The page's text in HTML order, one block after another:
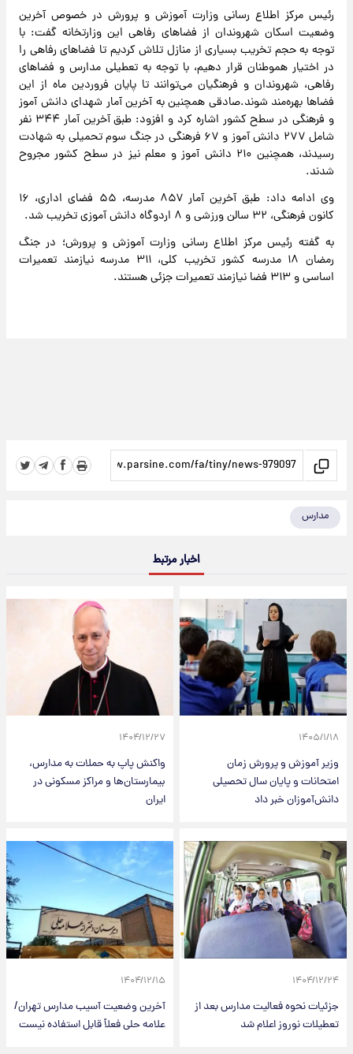
رئیس مرکز اطلاع رسانی وزارت آموزش و پرورش در خصوص آخرین
وضعیت اسکان شهروندان از فضاهای رفاهی این وزارتخانه گفت: با
توجه به حجم تخریب بسیاری از منازل تلاش کردیم تا فضاهای رفاهی را
در اختیار هموطنان قرار دهیم، با توجه به تعطیلی مدارس و فضاهای
رفاهی، شهروندان و فرهنگیان می‌توانند تا پایان فروردین ماه از این
فضاها بهره‌مند شوند.صادقی همچنین به آخرین آمار شهدای دانش آموز
و فرهنگی در سطح کشور اشاره کرد و افزود: طبق آخرین آمار ۳۴۴ نفر
شامل ۲۷۷ دانش آموز و ۶۷ فرهنگی در جنگ سوم تحمیلی به شهادت
رسیدند، همچنین ۲۱۰ دانش آموز و معلم نیز در سطح کشور مجروح
شدند.
وی ادامه داد: طبق آخرین آمار ۸۵۷ مدرسه، ۵۵ فضای اداری، ۱۶
کانون فرهنگی، ۳۲ سالن ورزشی و ۸ اردوگاه دانش آموزی تخریب شد.
به گفته رئیس مرکز اطلاع رسانی وزارت آموزش و پرورش؛ در جنگ
رمضان ۱۸ مدرسه کشور تخریب کلی، ۳۱۱ مدرسه نیازمند تعمیرات
اساسی و ۳۱۳ فضا نیازمند تعمیرات جزئی هستند.
مدارس
اخبار مرتبط
۱۴۰۵/۱/۱۸
وزیر آموزش و پرورش زمان
امتحانات و پایان سال تحصیلی
دانش‌آموزان خبر داد
۱۴۰۴/۱۲/۲۷
واکنش پاپ به حملات به مدارس،
بیمارستان‌ها و مراکز مسکونی در
ایران
۱۴۰۴/۱۲/۲۴
جزئیات نحوه فعالیت مدارس بعد از
تعطیلات نوروز اعلام شد
۱۴۰۴/۱۲/۱۵
آخرین وضعیت آسیب مدارس تهران/
علامه حلی فعلاً قابل استفاده نیست